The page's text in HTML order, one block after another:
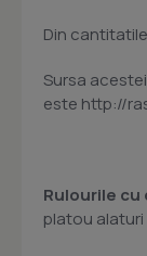
Din
Sursa
este http://
Rulourile cu
platou